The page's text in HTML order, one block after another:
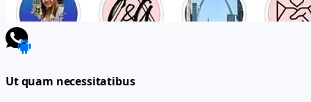
Ut quam necessitatibus